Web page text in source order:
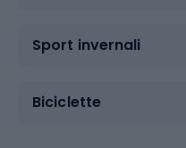
Sport invernali
Biciclette